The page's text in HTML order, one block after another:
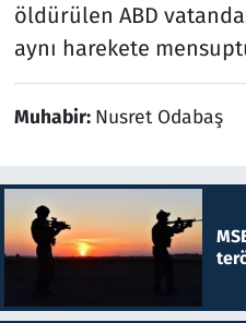
öldürülen ABD
aynı harekete
Muhabir: Nusret Odabaş